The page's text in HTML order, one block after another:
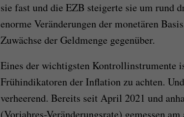
sie fast und die EZB steigerte sie um rund
enorme Veränderungen der monetären
Zuwächse der Geldmenge gegenüber.
Eines der wichtigsten Kontrollinstrumente
Frühindikatoren der Inflation zu achten.
verheerend. Bereits seit April 2021 und
(Vorjahres-Veränderungsrate) gemessen